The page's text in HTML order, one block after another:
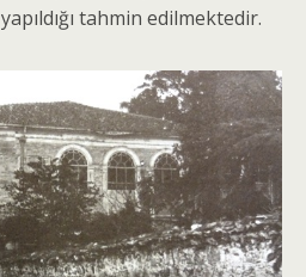
yapıldığı tahmin edilmektedir.